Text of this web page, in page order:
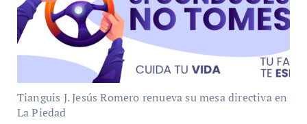
Tianguis J. Jesús Romero renueva su mesa directiva en
La Piedad